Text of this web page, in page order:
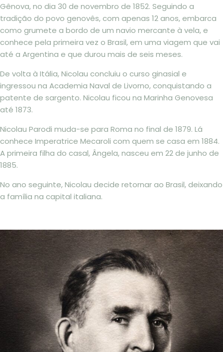
Gênova, no dia 30 de novembro de 1852. Seguindo a
tradição do povo genovês, com apenas 12 anos, embarca
como grumete a bordo de um navio mercante à vela, e
conhece pela primeira vez o Brasil, em uma viagem que vai
até a Argentina e que durou mais de seis meses.
De volta à Itália, Nicolau concluiu o curso ginasial e
ingressou na Academia Naval de Livorno, conquistando a
patente de sargento. Nicolau ficou na Marinha Genovesa
até 1873.
Nicolau Parodi muda-se para Roma no final de 1879. Lá
conhece Imperatrice Mecaroli com quem se casa em 1884.
A primeira filha do casal, Ângela, nasceu em 22 de junho de
1885.
No ano seguinte, Nicolau decide retornar ao Brasil, deixando
a família na capital italiana.